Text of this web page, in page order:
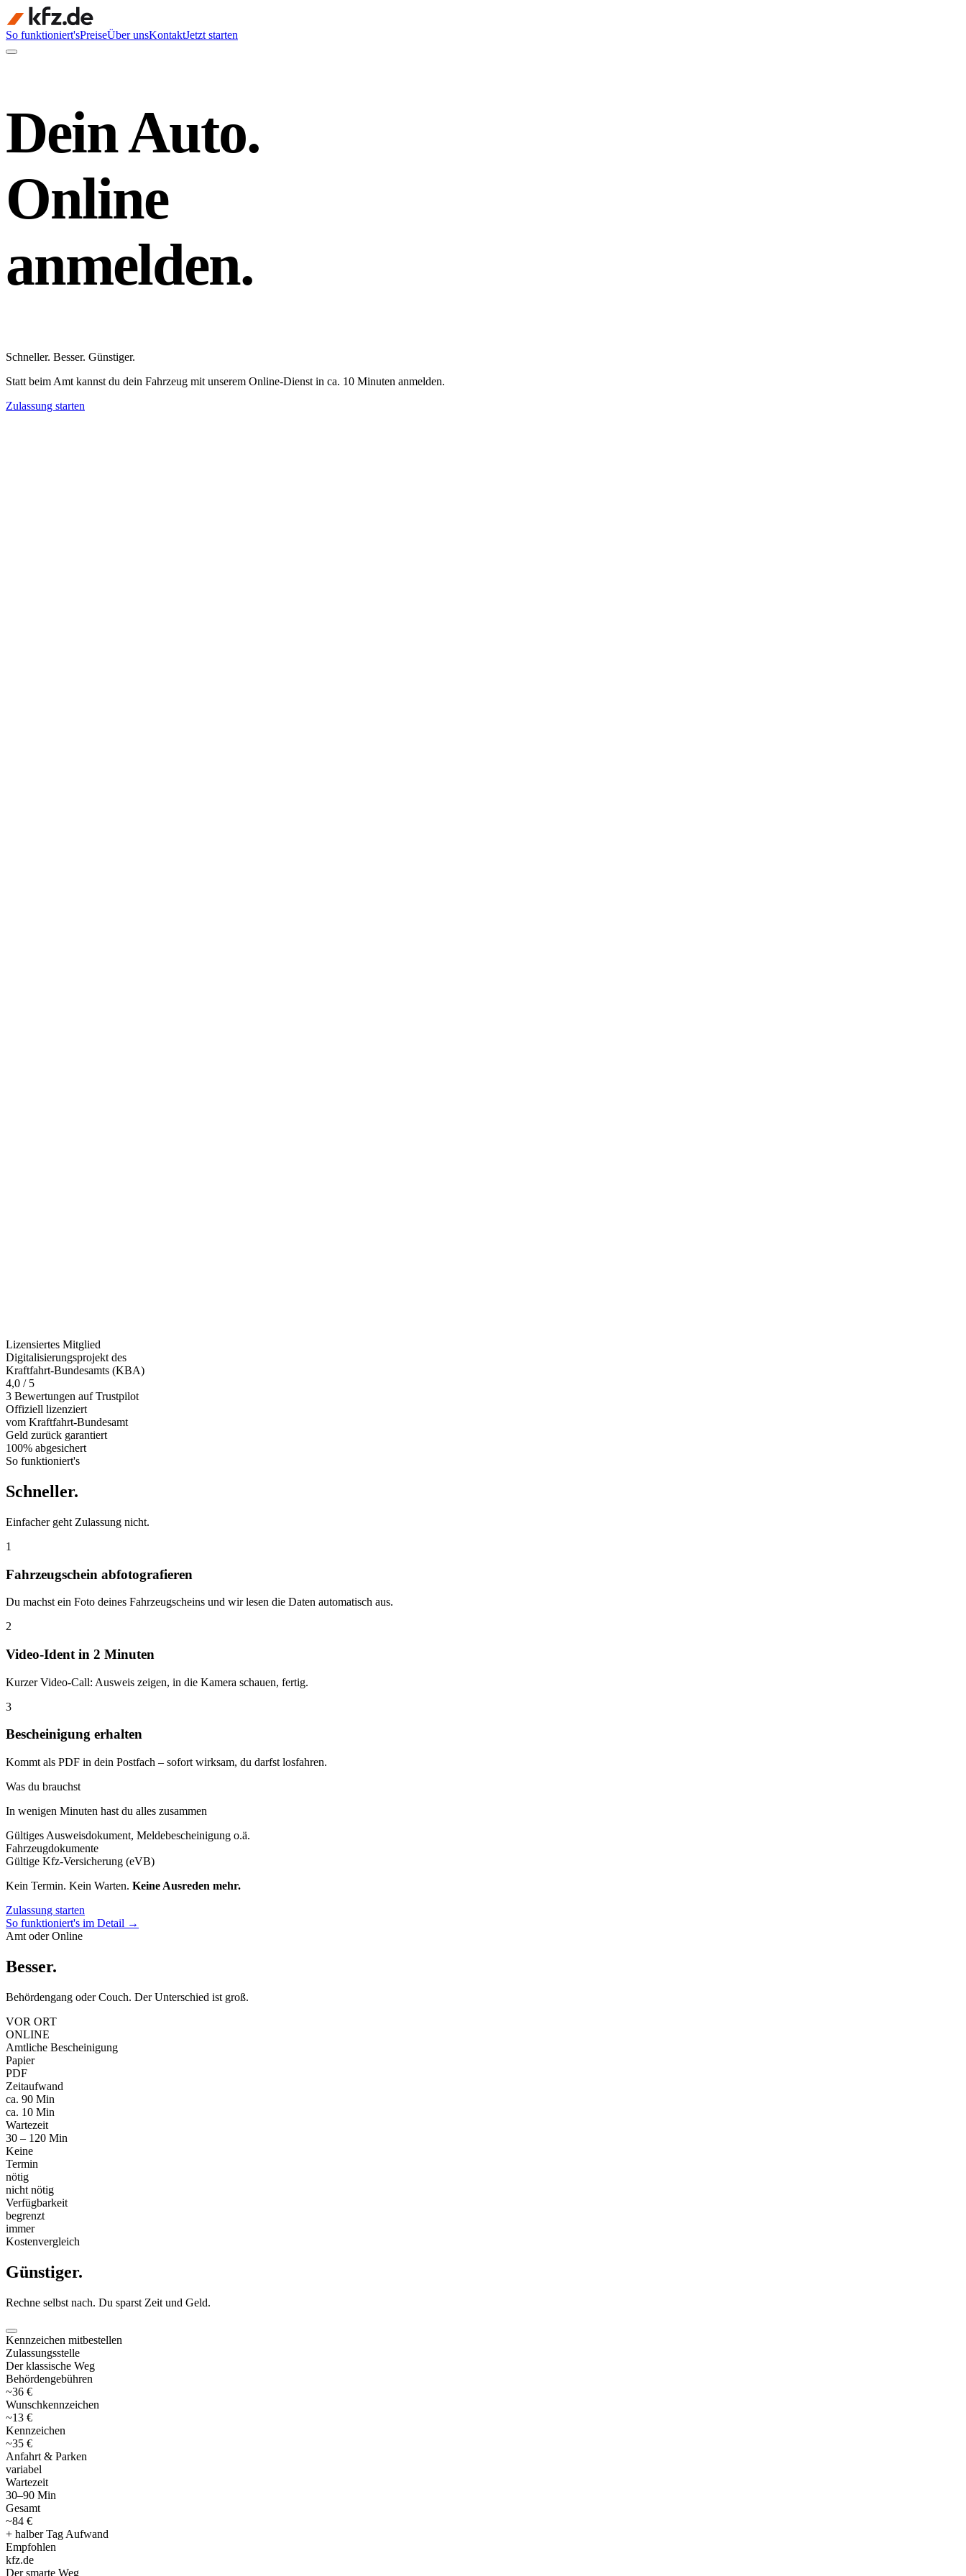
So funktioniert'sPreiseÜber unsKontaktJetzt starten
Dein Auto.
Online
anmelden.
Schneller. Besser. Günstiger.
Statt beim Amt kannst du dein Fahrzeug mit unserem Online-Dienst in ca. 10 Minuten anmelden.
Zulassung starten
Lizensiertes Mitglied
Digitalisierungsprojekt des
Kraftfahrt-Bundesamts (KBA)
4,0 / 5
3 Bewertungen auf Trustpilot
Offiziell lizenziert
vom Kraftfahrt-Bundesamt
Geld zurück garantiert
100% abgesichert
So funktioniert's
Schneller.
Einfacher geht Zulassung nicht.
1
Fahrzeugschein abfotografieren
Du machst ein Foto deines Fahrzeugscheins und wir lesen die Daten automatisch aus.
2
Video-Ident in 2 Minuten
Kurzer Video-Call: Ausweis zeigen, in die Kamera schauen, fertig.
3
Bescheinigung erhalten
Kommt als PDF in dein Postfach – sofort wirksam, du darfst losfahren.
Was du brauchst
In wenigen Minuten hast du alles zusammen
Gültiges Ausweisdokument, Meldebescheinigung o.ä.
Fahrzeugdokumente
Gültige Kfz-Versicherung (eVB)
Kein Termin. Kein Warten. Keine Ausreden mehr.
Zulassung starten
So funktioniert's im Detail →
Amt oder Online
Besser.
Behördengang oder Couch. Der Unterschied ist groß.
VOR ORT
ONLINE
Amtliche Bescheinigung
Papier
PDF
Zeitaufwand
ca. 90 Min
ca. 10 Min
Wartezeit
30 – 120 Min
Keine
Termin
nötig
nicht nötig
Verfügbarkeit
begrenzt
immer
Kostenvergleich
Günstiger.
Rechne selbst nach. Du sparst Zeit und Geld.
Kennzeichen mitbestellen
Zulassungsstelle
Der klassische Weg
Behördengebühren
~36 €
Wunschkennzeichen
~13 €
Kennzeichen
~35 €
Anfahrt & Parken
variabel
Wartezeit
30–90 Min
Gesamt
~84 €
+ halber Tag Aufwand
Empfohlen
kfz.de
Der smarte Weg